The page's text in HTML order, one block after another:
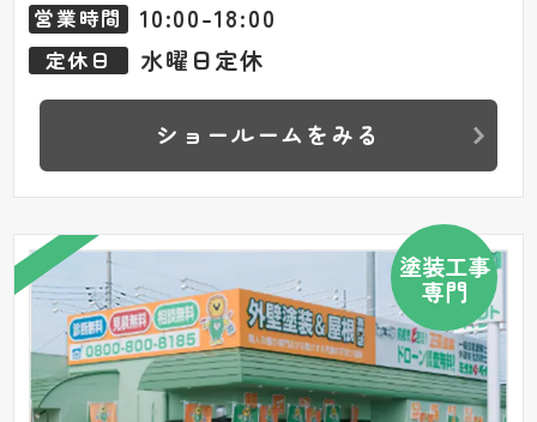
営業時間 10:00-18:00
定休日 水曜日定休
ショールームをみる
塗装工事
専門